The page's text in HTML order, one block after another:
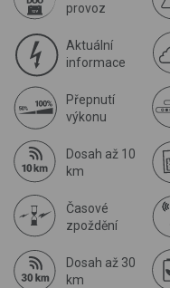
provoz
Aktuální
informace
Přepnutí
výkonu
Dosah až 10
km
Časové
zpoždění
Dosah až 30
km